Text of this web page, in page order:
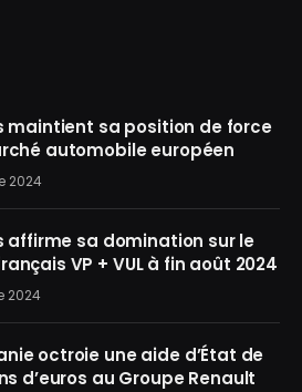
maintient sa position de force
automobile européen
2024
affirme sa domination sur le
VP + VUL à fin août 2024
2024
octroie une aide d’État de
d’euros au Groupe Renault